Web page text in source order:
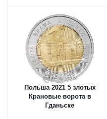
Польша 2021 5 злотых
Крановые ворота в
Гданьске